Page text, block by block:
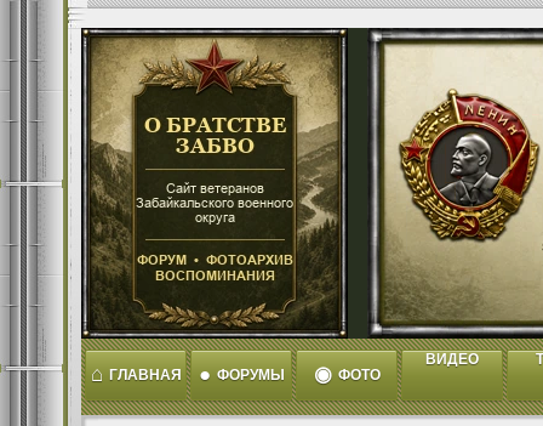
⌂ ГЛАВНАЯ ● ФОРУМЫ ◉ ФОТО
ВИДЕО